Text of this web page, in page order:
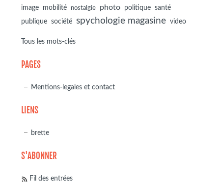
image mobilité nostalgie photo politique
santé
publique
société spychologie magasine video
Tous les mots-clés
PAGES
Mentions-legales et contact
LIENS
brette
S'ABONNER
Fil des entrées